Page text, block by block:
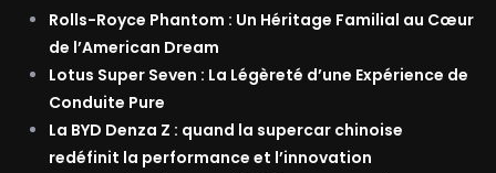
Rolls-Royce Phantom : Un Héritage Familial au Cœur
de l’American Dream
Lotus Super Seven : La Légèreté d’une Expérience de
Conduite Pure
La BYD Denza Z : quand la supercar chinoise
redéfinit la performance et l’innovation